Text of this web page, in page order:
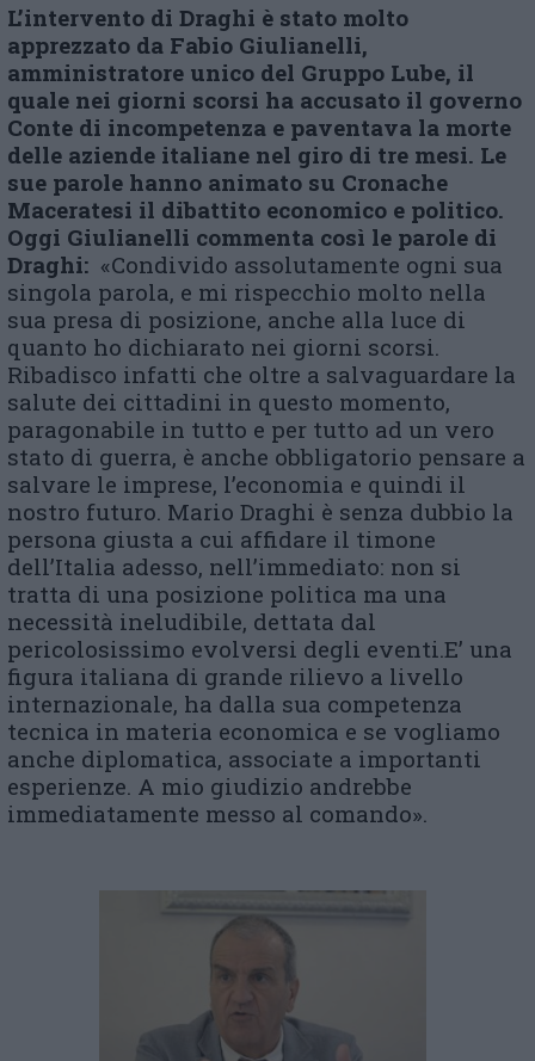
L’intervento di Draghi è stato molto
apprezzato da Fabio Giulianelli,
amministratore unico del Gruppo Lube, il
quale nei giorni scorsi ha accusato il governo
Conte di incompetenza e paventava la morte
delle aziende italiane nel giro di tre mesi. Le
sue parole hanno animato su Cronache
Maceratesi il dibattito economico e politico.
Oggi Giulianelli commenta così le parole di
Draghi: «Condivido assolutamente ogni sua
singola parola, e mi rispecchio molto nella
sua presa di posizione, anche alla luce di
quanto ho dichiarato nei giorni scorsi.
Ribadisco infatti che oltre a salvaguardare la
salute dei cittadini in questo momento,
paragonabile in tutto e per tutto ad un vero
stato di guerra, è anche obbligatorio pensare a
salvare le imprese, l’economia e quindi il
nostro futuro. Mario Draghi è senza dubbio la
persona giusta a cui affidare il timone
dell’Italia adesso, nell’immediato: non si
tratta di una posizione politica ma una
necessità ineludibile, dettata dal
pericolosissimo evolversi degli eventi.E’ una
figura italiana di grande rilievo a livello
internazionale, ha dalla sua competenza
tecnica in materia economica e se vogliamo
anche diplomatica, associate a importanti
esperienze. A mio giudizio andrebbe
immediatamente messo al comando».